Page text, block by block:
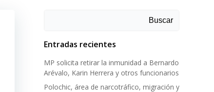
Buscar
Entradas recientes
MP solicita retirar la inmunidad a Bernardo
Arévalo, Karin Herrera y otros funcionarios
Polochic, área de narcotráfico, migración y